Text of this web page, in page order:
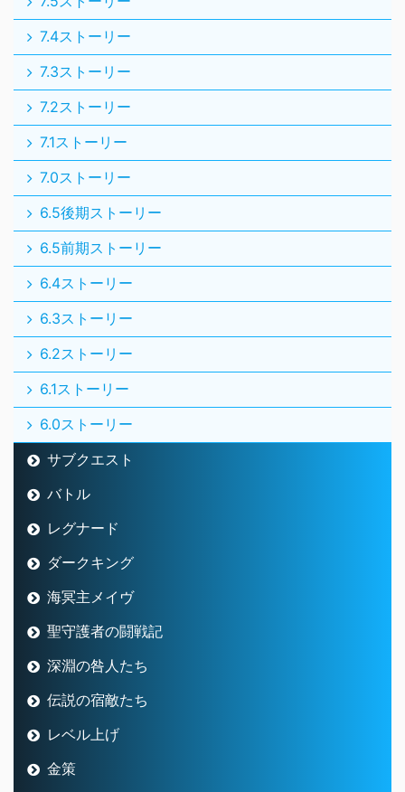
7.4ストーリー
7.3ストーリー
7.2ストーリー
7.1ストーリー
7.0ストーリー
6.5後期ストーリー
6.5前期ストーリー
6.4ストーリー
6.3ストーリー
6.2ストーリー
6.1ストーリー
6.0ストーリー
サブクエスト
バトル
レグナード
ダークキング
海冥主メイヴ
聖守護者の闘戦記
深淵の咎人たち
伝説の宿敵たち
レベル上げ
金策